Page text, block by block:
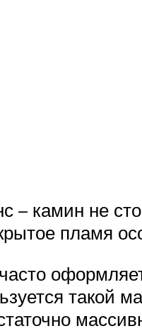
камин не
пламя
такой